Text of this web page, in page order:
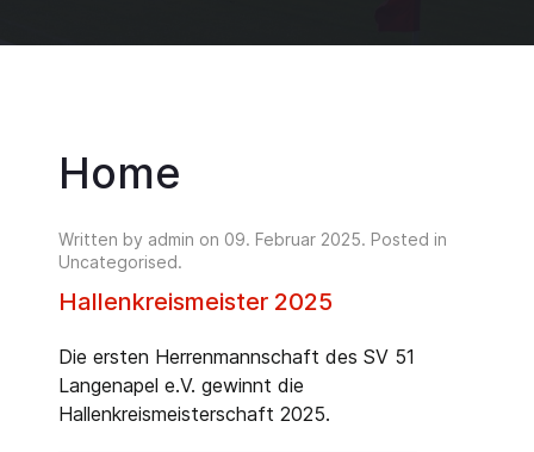
Home
Written by admin on 09. Februar 2025. Posted in
Uncategorised.
Hallenkreismeister 2025
Die ersten Herrenmannschaft des SV 51
Langenapel e.V. gewinnt die
Hallenkreismeisterschaft 2025.